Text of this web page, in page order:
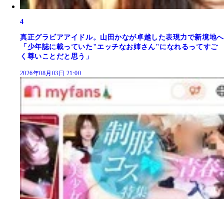
4
真正グラビアアイドル。山田かなが卓越した表現力で新境地へ
「少年誌に載っていた"エッチなお姉さん"になれるってすご
く尊いことだと思う」
2026年08月03日 21:00